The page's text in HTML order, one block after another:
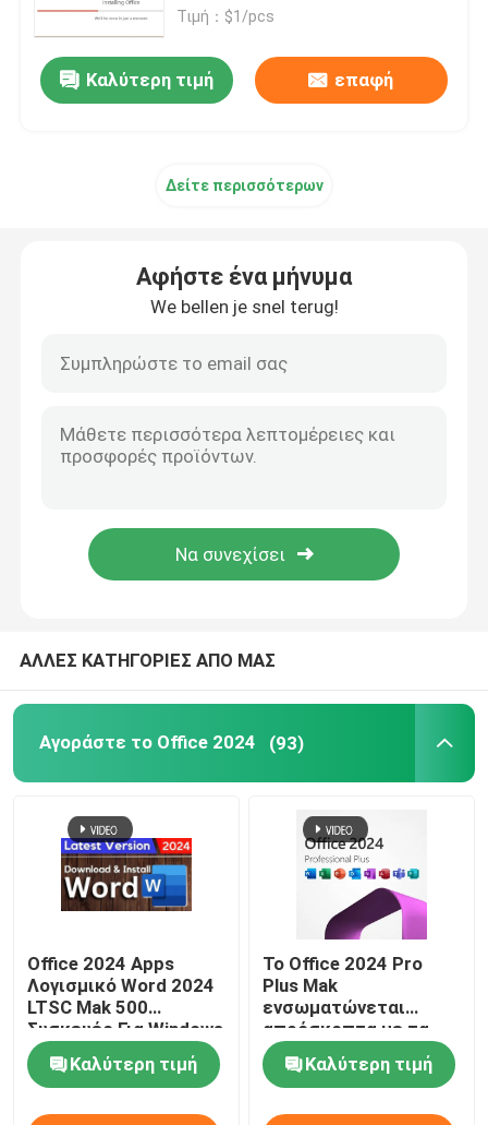
Επαγγελματίας γραφείων 2019 συν
Παράθυρα 11 επαγγελματίας
Windows Server 2025
Windows Server 2022
SQL Server Standard 2019
Τιμή：$1/pcs
Καλύτερη τιμή επαφή
Δείτε περισσότερων
Αφήστε ένα μήνυμα
We bellen je snel terug!
ΑΛΛΕΣ ΚΑΤΗΓΟΡΙΕΣ ΑΠΟ ΜΑΣ
Αγοράστε το Office 2024 (93)
Office 2024 Apps
Λογισμικό Word 2024
LTSC Mak 500
Συσκευές Για Windows
Καλύτερη τιμή
Το Office 2024 Pro
Plus Mak
ενσωματώνεται
απρόσκοπτα με τα
Windows παρέχοντας
οικεία και χρήστη
εμπειρία
Καλύτερη τιμή